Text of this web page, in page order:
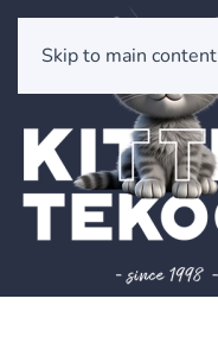
Skip to main content